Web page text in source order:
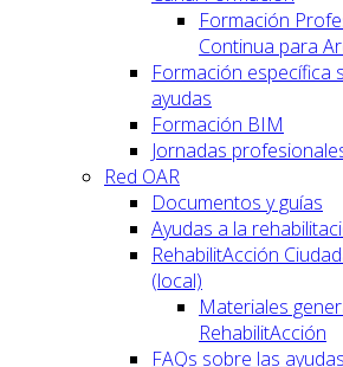
Formación
Continua para
Formación específica
ayudas
Formación BIM
Jornadas
Red OAR
Documentos y guías
Ayudas a la
RehabilitAcción
(local)
Materiales
RehabilitAcción
FAQs sobre las